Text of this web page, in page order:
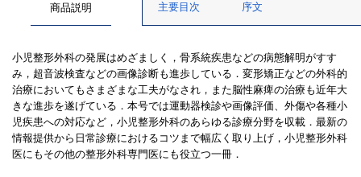
商品説明 主要目次 序文
小児整形外科の発展はめざましく，骨系統疾患などの病態解明がすす
み，超音波検査などの画像診断も進歩している．変形矯正などの外科的
治療においてもさまざまな工夫がなされ，また脳性麻痺の治療も近年大
きな進歩を遂げている．本号では運動器検診や画像評価、外傷や各種小
児疾患への対応など，小児整形外科のあらゆる診療分野を収載．最新の
情報提供から日常診療におけるコツまで幅広く取り上げ，小児整形外科
医にもその他の整形外科専門医にも役立つ一冊．